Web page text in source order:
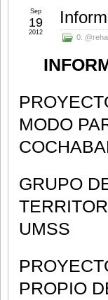
0.
Sep
19
2012
MODO
GRUPO
UMSS
PROPIO